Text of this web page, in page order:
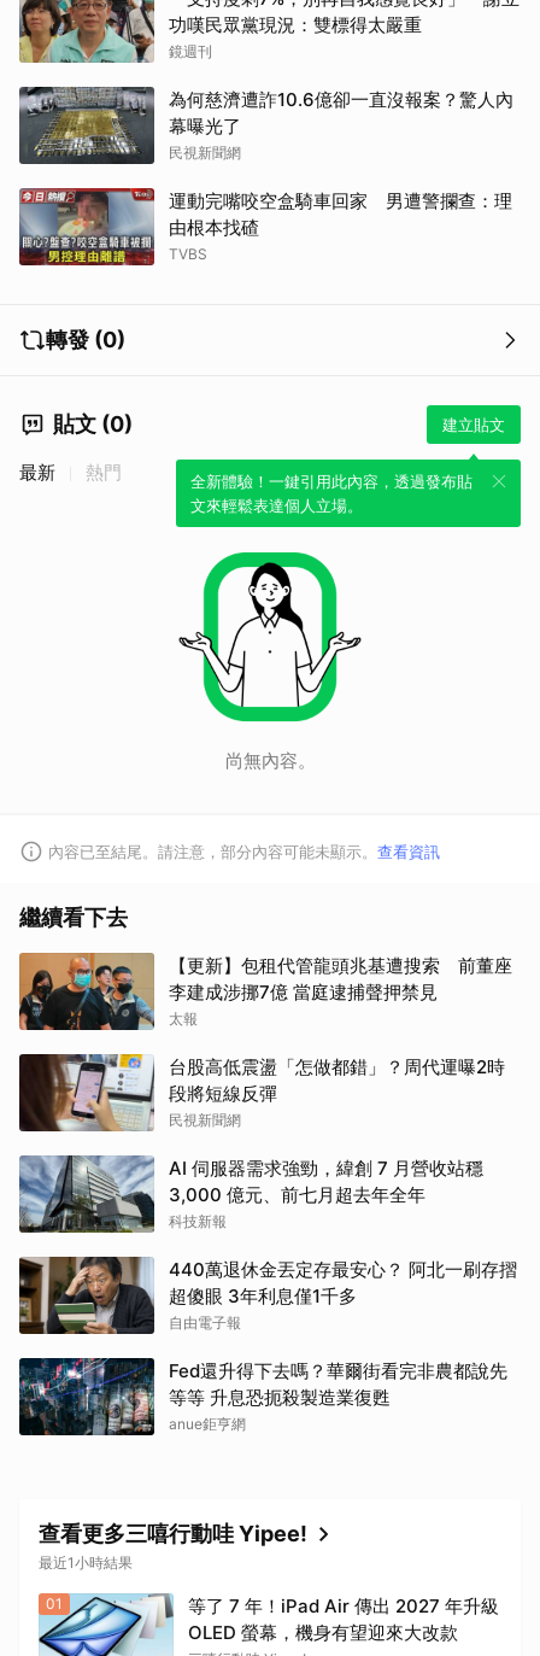
功嘆民眾黨現況：雙標得太嚴重
鏡週刊
為何慈濟遭詐10.6億卻一直沒報案？驚人內
幕曝光了
民視新聞網
運動完嘴咬空盒騎車回家 男遭警攔查：理
由根本找碴
TVBS
轉發 (0)
貼文 (0) 建立貼文
全新體驗！一鍵引用此內容，透過發布貼
文來輕鬆表達個人立場。
最新 熱門
尚無內容。
內容已至結尾。請注意，部分內容可能未顯示。 查看資訊
繼續看下去
【更新】包租代管龍頭兆基遭搜索 前董座
李建成涉挪7億 當庭逮捕聲押禁見
太報
台股高低震盪「怎做都錯」？周代運曝2時
段將短線反彈
民視新聞網
AI 伺服器需求強勁，緯創 7 月營收站穩
3,000 億元、前七月超去年全年
科技新報
440萬退休金丟定存最安心？ 阿北一刷存摺
超傻眼 3年利息僅1千多
自由電子報
Fed還升得下去嗎？華爾街看完非農都說先
等等 升息恐扼殺製造業復甦
anue鉅亨網
查看更多三嘻行動哇 Yipee!
最近1小時結果
01
等了 7 年！iPad Air 傳出 2027 年升級
OLED 螢幕，機身有望迎來大改款
取消